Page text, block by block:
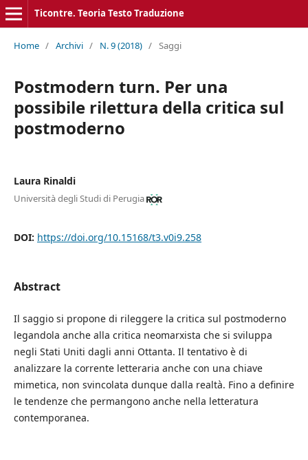
Ticontre. Teoria Testo Traduzione
Home / Archivi / N. 9 (2018) / Saggi
Postmodern turn. Per una
possibile rilettura della critica sul
postmoderno
Laura Rinaldi
Università degli Studi di Perugia
DOI: https://doi.org/10.15168/t3.v0i9.258
Abstract
Il saggio si propone di rileggere la critica sul postmoderno
legandola anche alla critica neomarxista che si sviluppa
negli Stati Uniti dagli anni Ottanta. Il tentativo è di
analizzare la corrente letteraria anche con una chiave
mimetica, non svincolata dunque dalla realtà. Fino a definire
le tendenze che permangono anche nella letteratura
contemporanea.